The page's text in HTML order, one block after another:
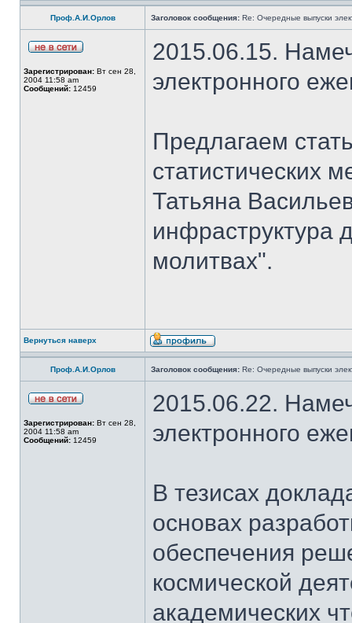
Проф.А.И.Орлов Заголовок сообщения: Re: Очередные выпуски
Зарегистрирован: Вт сен 28,
2004 11:58 am
Сообщений: 12459
2015.06.15.
электронного
Предлагаем
статистических
Татьяна
инфраструктура
молитвах".
Вернуться наверх
Проф.А.И.Орлов Заголовок сообщения: Re: Очередные выпуски
Зарегистрирован: Вт сен 28,
2004 11:58 am
Сообщений: 12459
2015.06.22.
электронного
В тезисах
основах
обеспечения
космической
академических